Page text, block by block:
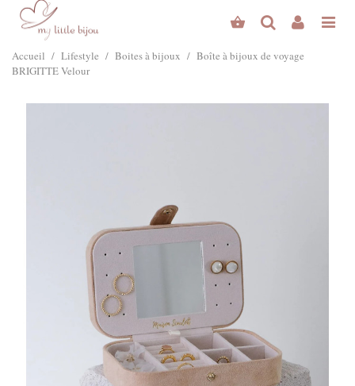
Accueil / Lifestyle / Boites à bijoux / Boîte à bijoux de voyage
BRIGITTE Velour